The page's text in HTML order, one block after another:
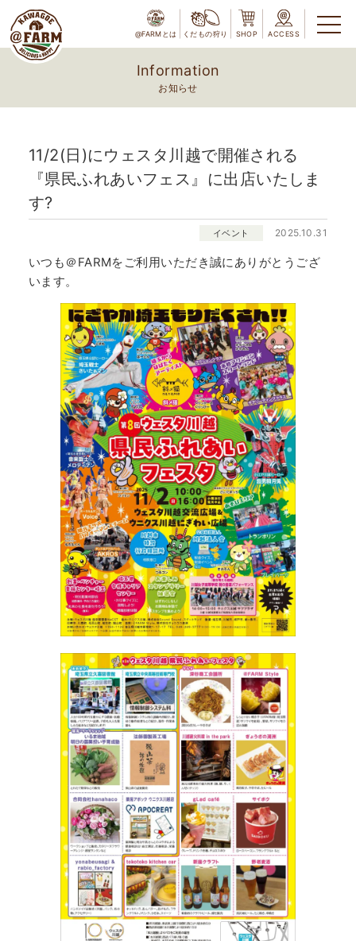
@FARMとは くだもの狩り SHOP ACCESS
Information
お知らせ
11/2(日)にウェスタ川越で開催される
『県民ふれあいフェス』に出店いたしま
す?
イベント 2025.10.31
いつも＠FARMをご利用いただき誠にありがとうござ
います。